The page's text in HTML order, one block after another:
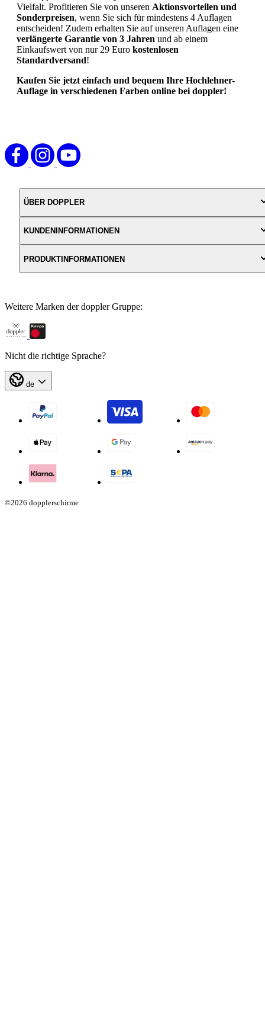
Vielfalt. Profitieren Sie von unseren Aktionsvorteilen und
Sonderpreisen, wenn Sie sich für mindestens 4 Auflagen
entscheiden! Zudem erhalten Sie auf unseren Auflagen eine
verlängerte Garantie von 3 Jahren und ab einem
Einkaufswert von nur 29 Euro kostenlosen
Standardversand!
Kaufen Sie jetzt einfach und bequem Ihre Hochlehner-
Auflage in verschiedenen Farben online bei doppler!
ÜBER DOPPLER
KUNDENINFORMATIONEN
PRODUKTINFORMATIONEN
Weitere Marken der doppler Gruppe:
Nicht die richtige Sprache?
de
©2026 dopplerschirme